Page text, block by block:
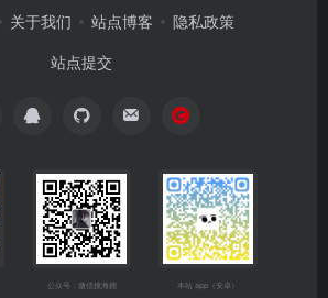
关于我们 站点博客 隐私政策
站点提交
公众号：微信搜海拥 本站 app（安卓）